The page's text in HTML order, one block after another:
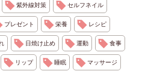
紫外線対策 セルフネイル
プレゼント 栄養 レシピ
日焼け止め 運動 食事
リップ 睡眠 マッサージ